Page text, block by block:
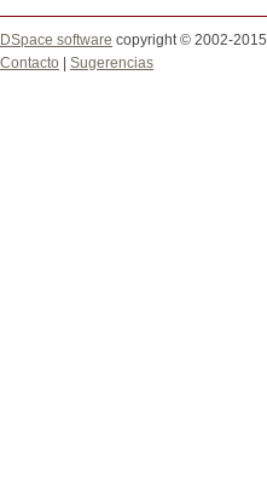
DSpace software copyright © 2002-2015
Contacto
Sugerencias